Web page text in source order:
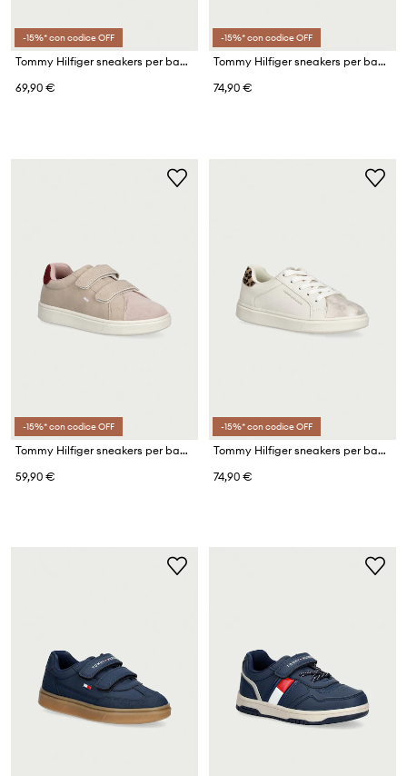
-15%* con codice OFF
Tommy Hilfiger sneakers per bambini
69,90 €
-15%* con codice OFF
Tommy Hilfiger sneakers per bambini
74,90 €
-15%* con codice OFF
Tommy Hilfiger sneakers per bambini
59,90 €
-15%* con codice OFF
Tommy Hilfiger sneakers per bambini
74,90 €